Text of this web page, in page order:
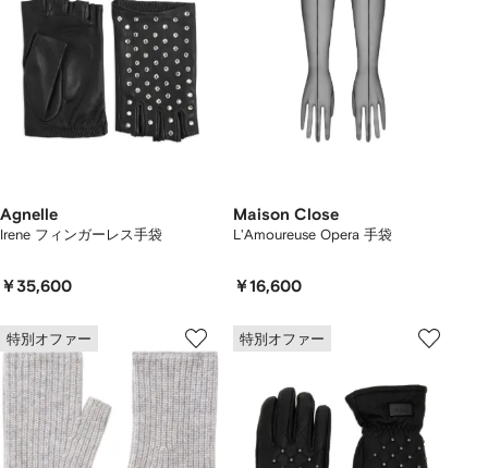
Agnelle
Irene フィンガーレス手袋
￥35,600
Maison Close
L'Amoureuse Opera 手袋
￥16,600
特別オファー 特別オファー